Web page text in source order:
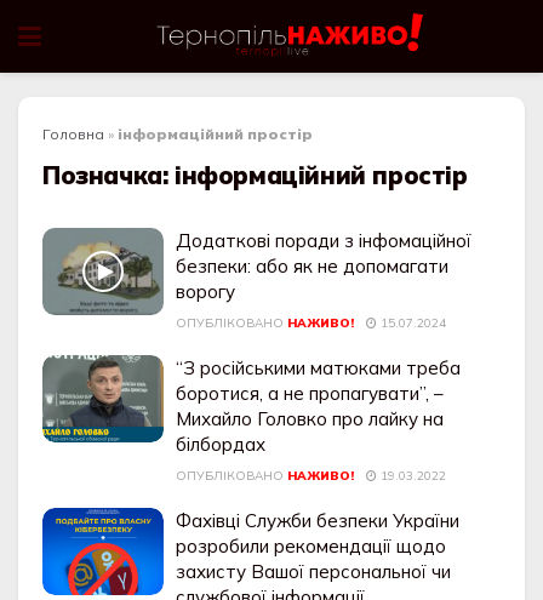
Головна » інформаційний простір
Позначка: інформаційний простір
Додаткові поради з інфомаційної
безпеки: або як не допомагати
ворогу
ОПУБЛІКОВАНО НАЖИВО! 15.07.2024
“З російськими матюками треба
боротися, а не пропагувати”, –
Михайло Головко про лайку на
білбордах
ОПУБЛІКОВАНО НАЖИВО! 19.03.2022
Фахівці Служби безпеки України
розробили рекомендації щодо
захисту Вашої персональної чи